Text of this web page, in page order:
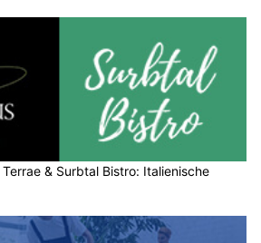
& Surbtal Bistro: Italienische